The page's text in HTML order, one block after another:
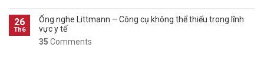
26
Th6
Ống nghe Littmann – Công cụ không thể thiếu trong lĩnh
vực y tế
35 Comments